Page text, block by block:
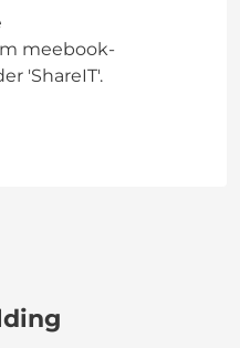
meebook-
'ShareIT'.